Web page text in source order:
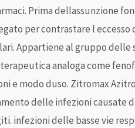
Prima dellassunzione
per contrastare l eccesso
Appartiene al gruppo delle
analoga come
e modo duso. Zitromax
delle infezioni causate
infezioni delle basse vie